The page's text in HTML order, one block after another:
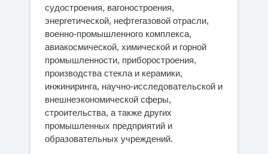
судостроения, вагоностроения,
энергетической, нефтегазовой отрасли,
военно-промышленного комплекса,
авиакосмической, химической и горной
промышленности, приборостроения,
производства стекла и керамики,
инжиниринга, научно-исследовательской и
внешнеэкономической сферы,
строительства, а также других
промышленных предприятий и
образовательных учреждений.